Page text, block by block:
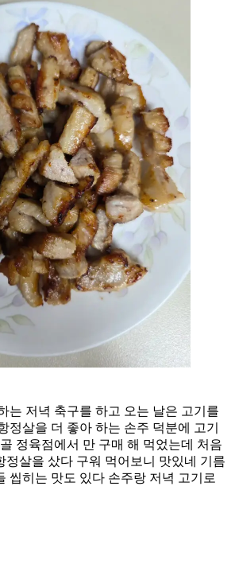
는 저녁 축구를 하고 오는 날은 고기를
정살을 더 좋아 하는 손주 덕분에 고기
정육점에서 만 구매 해 먹었는데 처음
정살을 샀다 구워 먹어보니 맛있네 기름
씹히는 맛도 있다 손주랑 저녁 고기로